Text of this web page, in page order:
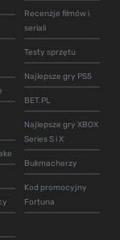
Recenzje filmów i
seriali
Testy sprzętu
Najlepsze gry PS5
BET.PL
Najlepsze gry XBOX
Series S i X
Bukmacherzy
Kod promocyjny
Fortuna